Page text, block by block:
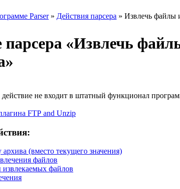
Parser» Действия парсера » Извлечь файлы
парсера «Извлечь
»
не входит в штатный функционал
FTP and Unzip
(вместо текущего значения)
файлов
файлов